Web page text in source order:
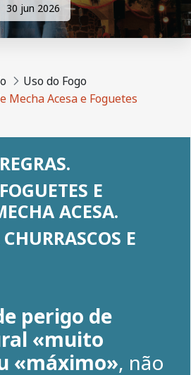
30 jun 2026
Uso do Fogo
Mecha Acesa e Foguetes
E
ACESA.
E
perigo de
«muito
«máximo», não